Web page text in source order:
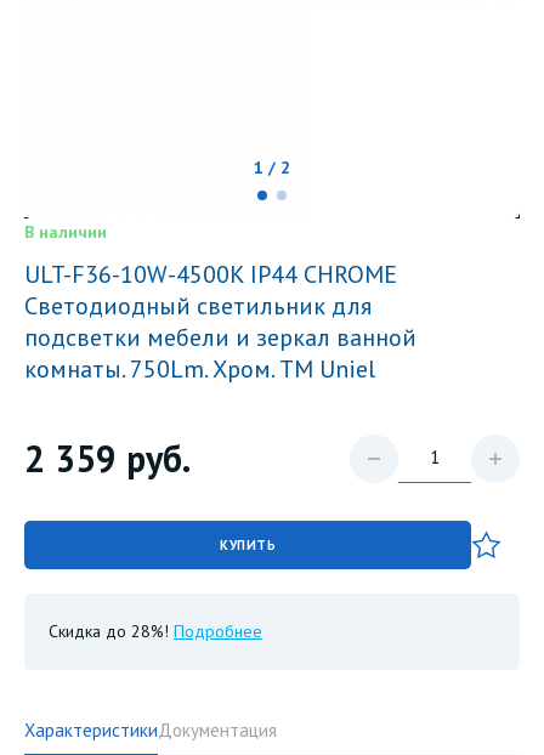
1 / 2
В наличии
ULT-F36-10W-4500K IP44 CHROME
Светодиодный светильник для
подсветки мебели и зеркал ванной
комнаты. 750Lm. Хром. ТМ Uniel
2 359 руб.
КУПИТЬ
Скидка до 28%! Подробнее
ХарактеристикиДокументация